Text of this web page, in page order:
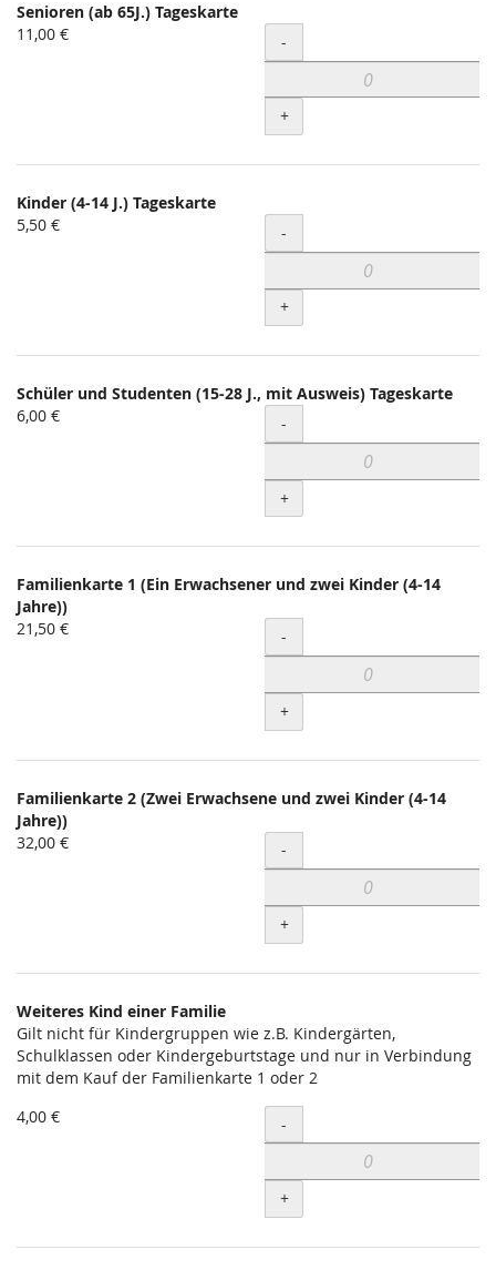
Senioren (ab 65J.) Tageskarte
11,00 €
Menge
-
+
Kinder (4-14 J.) Tageskarte
5,50 €
Menge
-
+
Schüler und Studenten (15-28 J., mit Ausweis) Tageskarte
6,00 €
Menge
-
+
Familienkarte 1 (Ein Erwachsener und zwei Kinder (4-14
Jahre))
21,50 €
Menge
-
+
Familienkarte 2 (Zwei Erwachsene und zwei Kinder (4-14
Jahre))
32,00 €
Menge
-
+
Weiteres Kind einer Familie
Gilt nicht für Kindergruppen wie z.B. Kindergärten,
Schulklassen oder Kindergeburtstage und nur in Verbindung
mit dem Kauf der Familienkarte 1 oder 2
4,00 €
Menge
-
+